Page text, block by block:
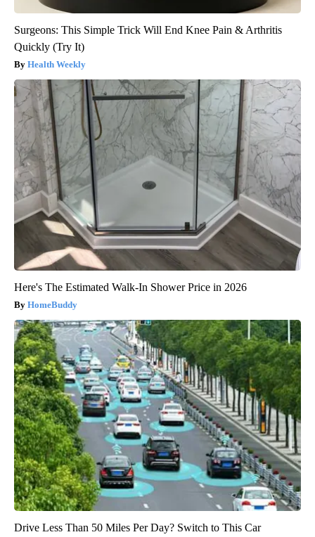
Surgeons: This Simple Trick Will End Knee Pain & Arthritis
Quickly (Try It)
Health Weekly
Here's The Estimated Walk-In Shower Price in 2026
HomeBuddy
Drive Less Than 50 Miles Per Day? Switch to This Car